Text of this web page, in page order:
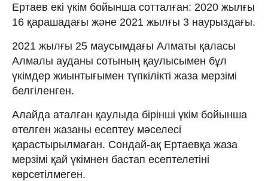
Ертаев екі үкім бойынша сотталған: 2020 жылғы
16 қарашадағы және 2021 жылғы 3 наурыздағы.
2021 жылғы 25 маусымдағы Алматы қаласы
Алмалы ауданы сотының қаулысымен бұл
үкімдер жиынтығымен түпкілікті жаза мерзімі
белгіленген.
Алайда аталған қаулыда бірінші үкім бойынша
өтелген жазаны есептеу мәселесі
қарастырылмаған. Сондай-ақ Ертаевқа жаза
мерзімі қай үкімнен бастап есептелетіні
көрсетілмеген.